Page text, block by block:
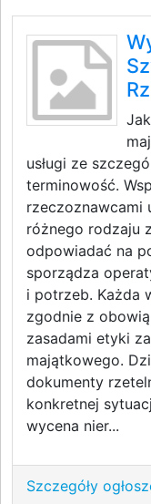
usługi ze
terminowość.
rzeczoznawcami
różnego rodzaju
odpowiadać na
sporządza
i potrzeb. Każda
zgodnie z
zasadami etyki
majątkowego.
dokumenty
konkretnej
wycena nier...
Szczegóły